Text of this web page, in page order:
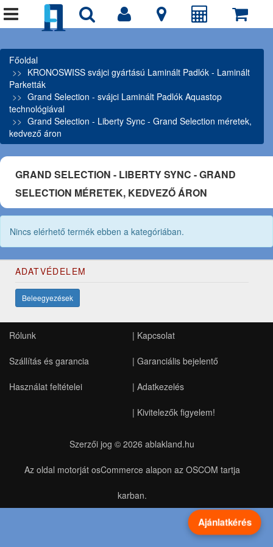
Főoldal
KRONOSWISS svájci gyártású Laminált Padlók - Laminált
Parketták
Grand Selection - svájci Laminált Padlók Aquastop
technológiával
Grand Selection - Liberty Sync - Grand Selection méretek,
kedvező áron
GRAND SELECTION - LIBERTY SYNC - GRAND
SELECTION MÉRETEK, KEDVEZŐ ÁRON
Nincs elérhető termék ebben a kategóriában.
Ajánlatkérés
ADATVÉDELEM
Beleegyezések
Rólunk
Szállítás és garancia
Használat feltételei
| Kapcsolat
| Garanciális bejelentő
| Adatkezelés
| Kivitelezők figyelem!
Szerzői jog © 2026 ablakland.hu
Az oldal motorját osCommerce alapon az OSCOM tartja
karban.